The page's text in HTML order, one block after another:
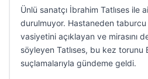
Ünlü sanatçı İbrahim Tatlıses ile
durulmuyor. Hastaneden
vasiyetini açıklayan ve mirasını
söyleyen Tatlıses, bu kez torunu
suçlamalarıyla gündeme geldi.